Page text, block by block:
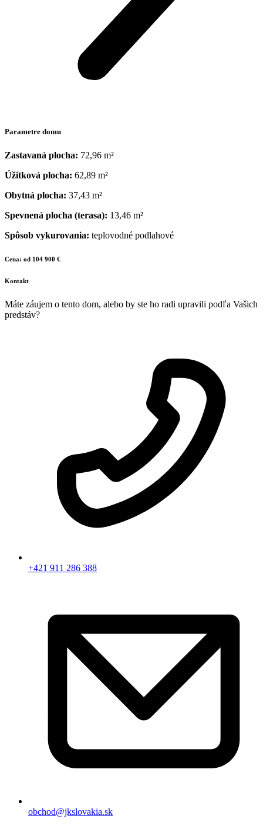
Parametre domu
Zastavaná plocha: 72,96 m²
Úžitková plocha: 62,89 m²
Obytná plocha: 37,43 m²
Spevnená plocha (terasa): 13,46 m²
Spôsob vykurovania: teplovodné podlahové
Cena: od 104 900 €
Kontakt
Máte záujem o tento dom, alebo by ste ho radi upravili podľa Vašich
predstáv?
+421 911 286 388
obchod@jkslovakia.sk